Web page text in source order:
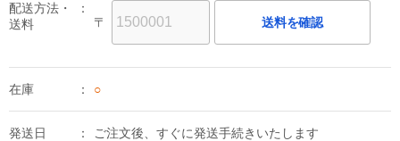
配送方法・
送料
〒 送料を確認
在庫 ○
発送日 ご注文後、すぐに発送手続きいたします